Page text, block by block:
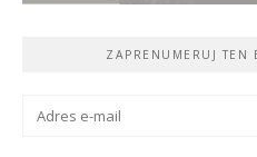
ZAPRENUMERUJ TEN